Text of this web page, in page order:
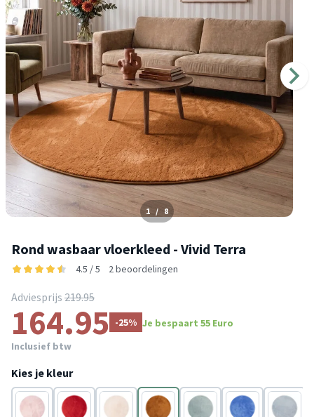
1 / 8
Rond wasbaar vloerkleed - Vivid Terra
4.5 / 5 2 beoordelingen
Adviesprijs 219.95
164.95 -25% Je bespaart 55 Euro
Inclusief btw
Kies je kleur